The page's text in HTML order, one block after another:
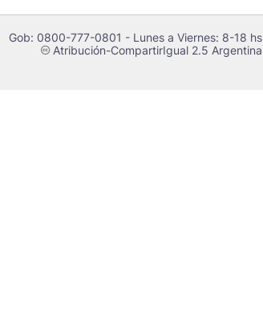
Gob: 0800-777-0801 - Lunes a Viernes: 8-18 hs
cAtribución-CompartirIgual 2.5 Argentina